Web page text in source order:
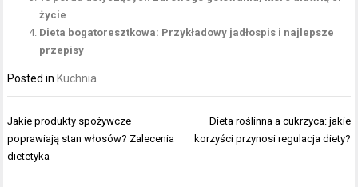
życie
Dieta bogatoresztkowa: Przykładowy jadłospis i najlepsze
przepisy
Posted in Kuchnia
Nawigacja
wpisu
Jakie produkty spożywcze
poprawiają stan włosów? Zalecenia
dietetyka
Dieta roślinna a cukrzyca: jakie
korzyści przynosi regulacja diety?